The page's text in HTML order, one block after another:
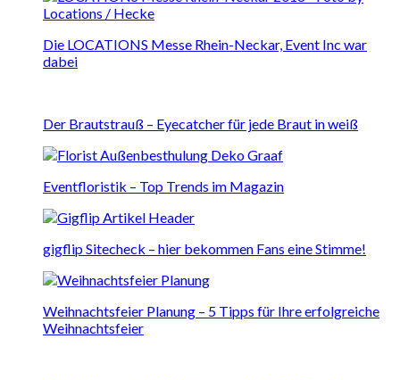
Die LOCATIONS Messe Rhein-Neckar, Event Inc war
dabei
Der Brautstrauß – Eyecatcher für jede Braut in weiß
Eventfloristik – Top Trends im Magazin
gigflip Sitecheck – hier bekommen Fans eine Stimme!
Weihnachtsfeier Planung – 5 Tipps für Ihre erfolgreiche
Weihnachtsfeier